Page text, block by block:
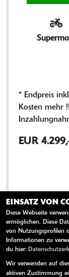
* Endpreis
Kosten mehr
EUR
EINSATZ VON
Diese Webseite
ermöglichen. Diese
von Nutzungsprofilen
Informationen zu
du hier:
Wir verwenden auf
aktiven Zustimmung